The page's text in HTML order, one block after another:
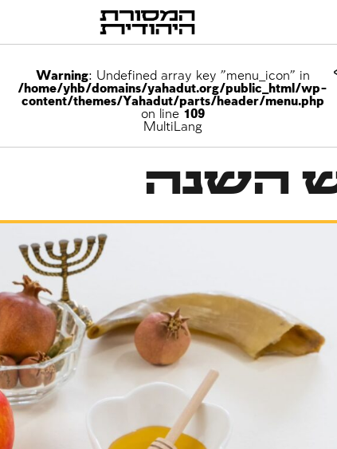
Warning: Undefined array key "menu_icon" in
/home/yhb/domains/yahadut.org/public_html/wp-
content/themes/Yahadut/parts/header/menu.php
on line 109
MultiLang
השנה